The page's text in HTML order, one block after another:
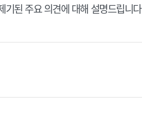
된 주요 의견에 대해 설명드립니다